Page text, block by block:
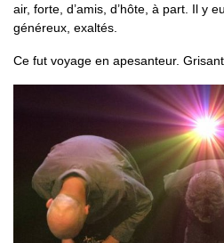
air, forte, d’amis, d’hôte, à part. Il y
généreux, exaltés.
Ce fut voyage en apesanteur. Grisant.